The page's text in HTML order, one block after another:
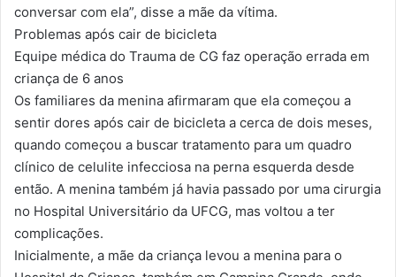
conversar com ela”, disse a mãe da vítima.
Problemas após cair de bicicleta
Equipe médica do Trauma de CG faz operação errada em
criança de 6 anos
Os familiares da menina afirmaram que ela começou a
sentir dores após cair de bicicleta a cerca de dois meses,
quando começou a buscar tratamento para um quadro
clínico de celulite infecciosa na perna esquerda desde
então. A menina também já havia passado por uma cirurgia
no Hospital Universitário da UFCG, mas voltou a ter
complicações.
Inicialmente, a mãe da criança levou a menina para o